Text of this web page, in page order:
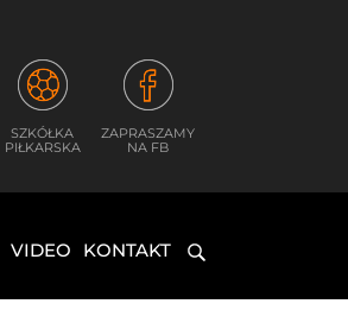
SZKÓŁKA
PIŁKARSKA
ZAPRASZAMY
NA FB
VIDEO KONTAKT